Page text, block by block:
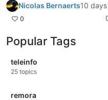
Nicolas Bernaerts10
0
Popular Tags
teleinfo
25 topics
remora